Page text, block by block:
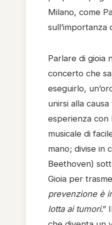
Milano, come
Parlare di gioia
concerto che
eseguirlo,
unirsi alla
esperienza con
musicale di
mano; divise in
Beethoven)
Gioia per
prevenzione è
lotta ai tumori.”